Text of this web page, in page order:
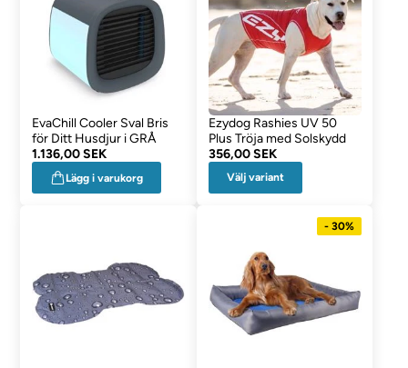
EvaChill Cooler Sval Bris
för Ditt Husdjur i GRÅ
1.136,00 SEK
Lägg i varukorg
Ezydog Rashies UV 50
Plus Tröja med Solskydd
356,00 SEK
Välj variant
- 30%